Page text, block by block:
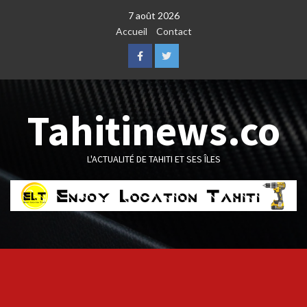
7 août 2026
Accueil
Contact
FacebookTwitter
Tahitinews.co
L'ACTUALITÉ DE TAHITI ET SES ÎLES